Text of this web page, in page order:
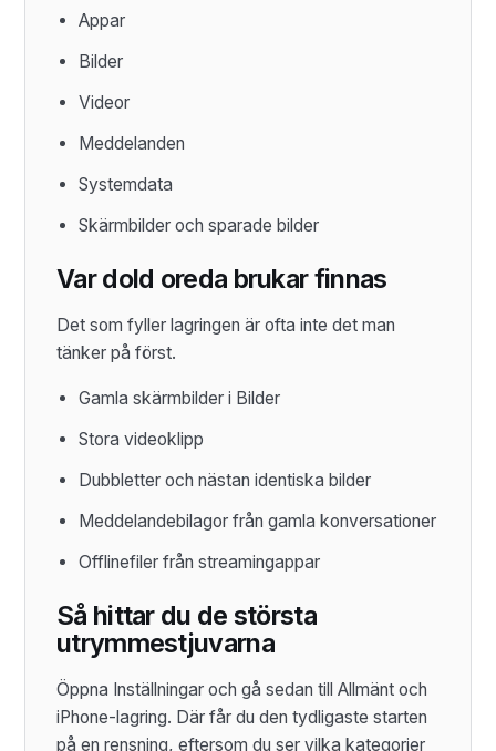
Appar
Bilder
Videor
Meddelanden
Systemdata
Skärmbilder och sparade bilder
Var dold oreda brukar finnas
Det som fyller lagringen är ofta inte det man
tänker på först.
Gamla skärmbilder i Bilder
Stora videoklipp
Dubbletter och nästan identiska bilder
Meddelandebilagor från gamla konversationer
Offlinefiler från streamingappar
Så hittar du de största
utrymmestjuvarna
Öppna Inställningar och gå sedan till Allmänt och
iPhone-lagring. Där får du den tydligaste starten
på en rensning, eftersom du ser vilka kategorier